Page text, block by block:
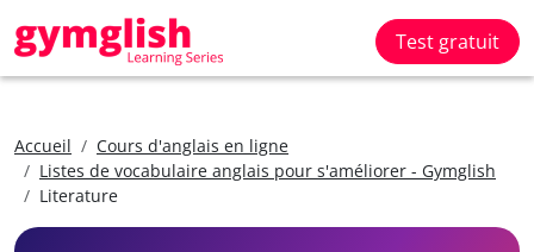
Test gratuit
Accueil
Cours d'anglais en ligne
Listes de vocabulaire anglais pour s'améliorer - Gymglish
Literature